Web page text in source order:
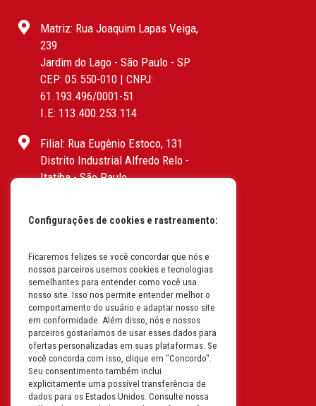
Matriz: Rua Joaquim Lapas Veiga,
239
Jardim do Lago - São Paulo - SP
CEP: 05.550-010 | CNPJ:
61.193.496/0001-51
I.E: 113.400.253.114
Filial: Rua Eugênio Estoco, 131
Distrito Industrial Alfredo Relo -
Itatiba - São Paulo
I.E: 382.096.357.1147
Filial: Av. Odila Chaves Rodrigues,
1277
Parque industrial RM - Condomínio
Therapark - Jundiaí - São Paulo
CEP: 13.213-087 | CNPJ:
61.193.496/0018-08
I.E: 407.642.800.114
Filial: Rua em Projeto G, 728 – Letra A
Configurações de cookies e rastreamento:
Ficaremos felizes se você concordar que nós e
nossos parceiros usemos cookies e tecnologias
semelhantes para entender como você usa
nosso site. Isso nos permite entender melhor o
comportamento do usuário e adaptar nosso site
em conformidade. Além disso, nós e nossos
parceiros gostaríamos de usar esses dados para
ofertas personalizadas em suas plataformas. Se
você concorda com isso, clique em "Concordo".
Seu consentimento também inclui
explicitamente uma possível transferência de
dados para os Estados Unidos. Consulte nossa